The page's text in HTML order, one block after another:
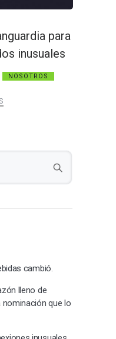
para
inusuales
NOSOTROS
cambió.
lleno de
que lo